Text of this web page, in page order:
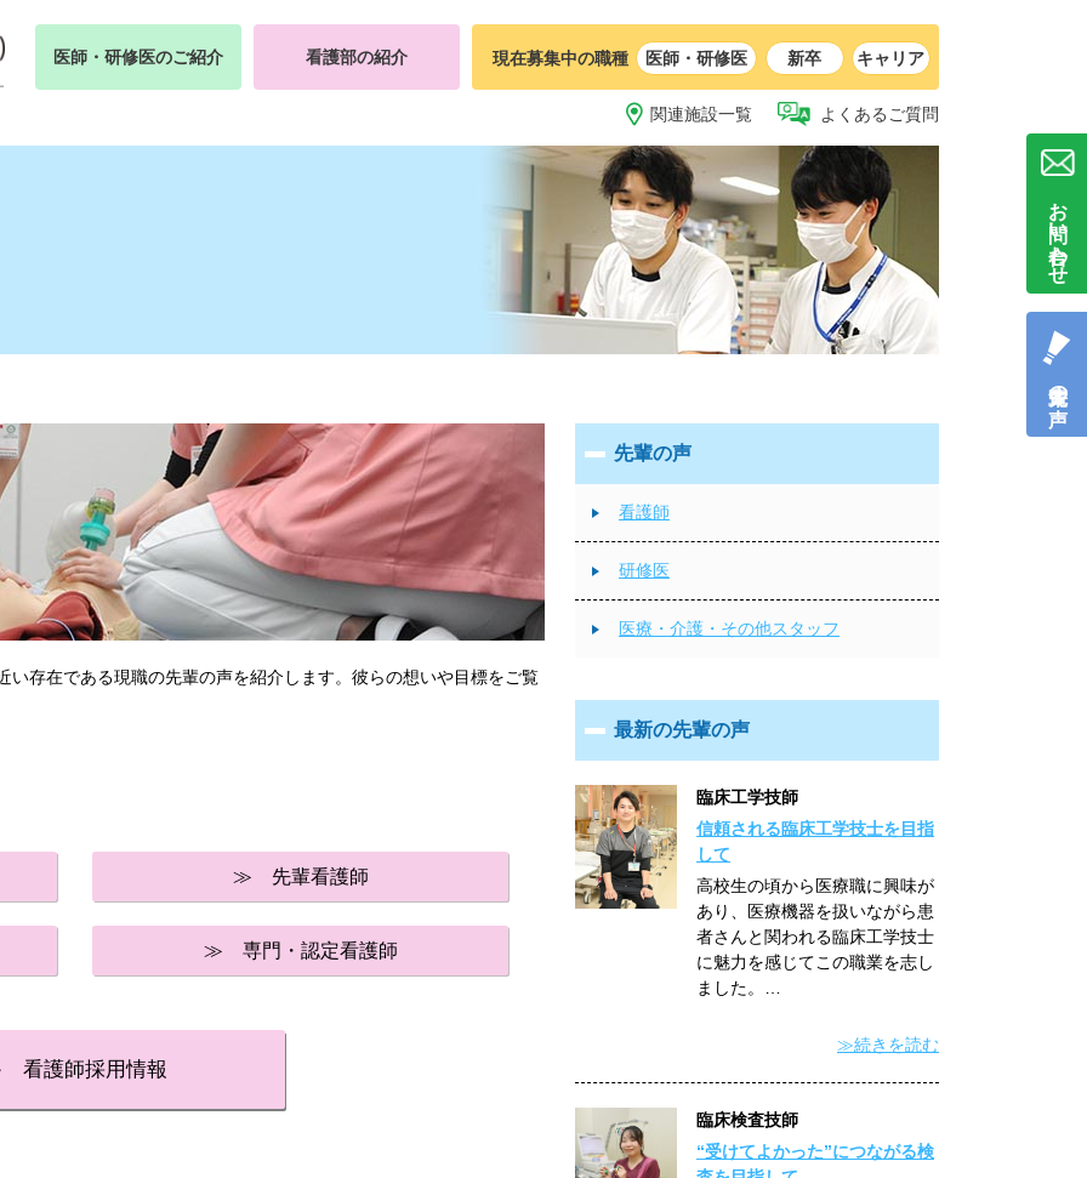
医師・研修医のご紹介 看護部の紹介 現在募集中の職種 医師・研修医 新卒 キャリア
関連施設一覧 よくあるご質問
お問い合わせ
先輩の声
存在である現職の先輩の声を紹介します。彼らの想いや目標をご覧
≫ 先輩看護師
≫ 専門・認定看護師
護師採用情報
先輩の声
看護師
研修医
医療・介護・その他スタッフ
最新の先輩の声
臨床工学技師
信頼される臨床工学技士を目指
して
高校生の頃から医療職に興味が
あり、医療機器を扱いながら患
者さんと関われる臨床工学技士
に魅力を感じてこの職業を志し
ました。…
≫続きを読む
臨床検査技師
“受けてよかった”につながる検